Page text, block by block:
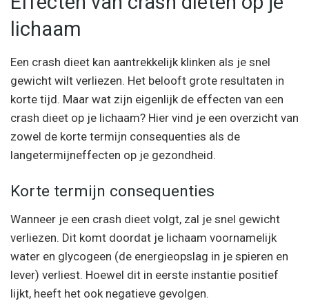
lichaam
Een crash dieet kan aantrekkelijk klinken als je snel
gewicht wilt verliezen. Het belooft grote resultaten in
korte tijd. Maar wat zijn eigenlijk de effecten van een
crash dieet op je lichaam? Hier vind je een overzicht van
zowel de korte termijn consequenties als de
langetermijneffecten op je gezondheid.
Korte termijn consequenties
Wanneer je een crash dieet volgt, zal je snel gewicht
verliezen. Dit komt doordat je lichaam voornamelijk
water en glycogeen (de energieopslag in je spieren en
lever) verliest. Hoewel dit in eerste instantie positief
lijkt, heeft het ook negatieve gevolgen.